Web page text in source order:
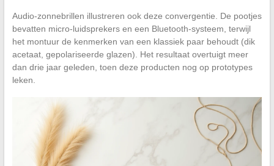
Audio-zonnebrillen illustreren ook deze convergentie. De pootjes
bevatten micro-luidsprekers en een Bluetooth-systeem, terwijl
het montuur de kenmerken van een klassiek paar behoudt (dik
acetaat, gepolariseerde glazen). Het resultaat overtuigt meer
dan drie jaar geleden, toen deze producten nog op prototypes
leken.